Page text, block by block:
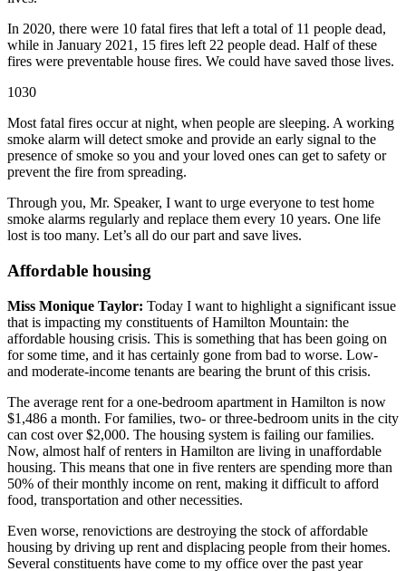
In 2020, there were 10 fatal fires that left a total of 11 people dead,
while in January 2021, 15 fires left 22 people dead. Half of these
fires were preventable house fires. We could have saved those lives.
1030
Most fatal fires occur at night, when people are sleeping. A working
smoke alarm will detect smoke and provide an early signal to the
presence of smoke so you and your loved ones can get to safety or
prevent the fire from spreading.
Through you, Mr. Speaker, I want to urge everyone to test home
smoke alarms regularly and replace them every 10 years. One life
lost is too many. Let’s all do our part and save lives.
Affordable housing
Miss Monique Taylor: Today I want to highlight a significant issue
that is impacting my constituents of Hamilton Mountain: the
affordable housing crisis. This is something that has been going on
for some time, and it has certainly gone from bad to worse. Low-
and moderate-income tenants are bearing the brunt of this crisis.
The average rent for a one-bedroom apartment in Hamilton is now
$1,486 a month. For families, two- or three-bedroom units in the city
can cost over $2,000. The housing system is failing our families.
Now, almost half of renters in Hamilton are living in unaffordable
housing. This means that one in five renters are spending more than
50% of their monthly income on rent, making it difficult to afford
food, transportation and other necessities.
Even worse, renovictions are destroying the stock of affordable
housing by driving up rent and displacing people from their homes.
Several constituents have come to my office over the past year